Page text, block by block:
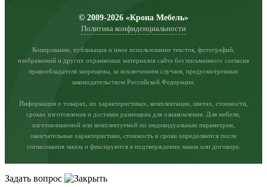
© 2009-2026 «Крона Мебель»
Политика конфиденциальности
Копирование, публикация и иное использование текстов, фотографий,
изображений и других охраняемых материалов сайта без письменного согласия
правообладателя запрещены, за исключением случаев, предусмотренных
законодательством Российской Федерации.
Информация о товарах, их характеристиках, комплектации, цветах, стоимости,
сроках изготовления и доставки размещена для ознакомления. Для мебели,
изготавливаемой или комплектуемой по индивидуальным параметрам,
окончательные характеристики, стоимость и сроки определяются после
согласования заказа и фиксируются в подтверждении заказа или договоре.
Задать вопрос